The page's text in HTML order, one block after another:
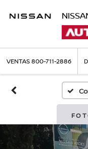
VENTAS800-711-2886